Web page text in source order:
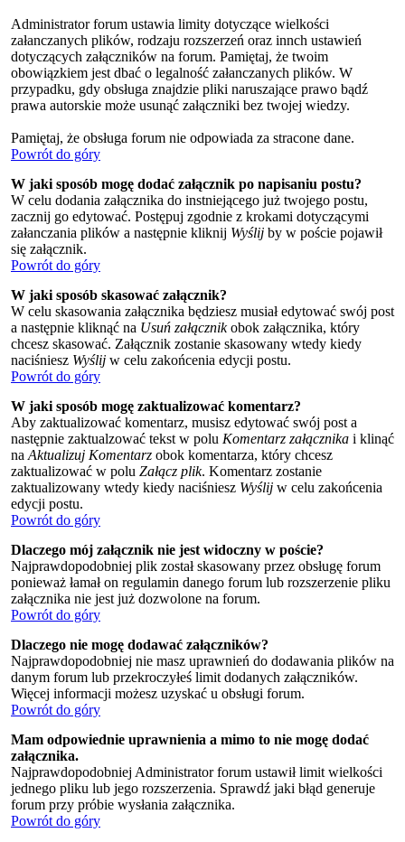
Administrator forum ustawia limity dotyczące wielkości
załanczanych plików, rodzaju rozszerzeń oraz innch ustawień
dotyczących załączników na forum. Pamiętaj, że twoim
obowiązkiem jest dbać o legalność załanczanych plików. W
przypadku, gdy obsługa znajdzie pliki naruszające prawo bądź
prawa autorskie może usunąć załączniki bez twojej wiedzy.
Pamiętaj, że obsługa forum nie odpowiada za stracone dane.
Powrót do góry
W jaki sposób mogę dodać załącznik po napisaniu postu?
W celu dodania załącznika do instniejącego już twojego postu,
zacznij go edytować. Postępuj zgodnie z krokami dotyczącymi
załanczania plików a następnie kliknij Wyślij by w poście pojawił
się załącznik.
Powrót do góry
W jaki sposób skasować załącznik?
W celu skasowania załącznika będziesz musiał edytować swój post
a następnie kliknąć na Usuń załącznikobok załącznika, który
chcesz skasować. Załącznik zostanie skasowany wtedy kiedy
naciśniesz Wyślij w celu zakońcenia edycji postu.
Powrót do góry
W jaki sposób mogę zaktualizować komentarz?
Aby zaktualizować komentarz, musisz edytować swój post a
następnie zaktualzować tekst w polu Komentarz załącznika i klinąć
na Aktualizuj Komentarz obok komentarza, który chcesz
zaktualizować w polu Załącz plik. Komentarz zostanie
zaktualizowany wtedy kiedy naciśniesz Wyślij w celu zakońcenia
edycji postu.
Powrót do góry
Dlaczego mój załącznik nie jest widoczny w poście?
Najprawdopodobniej plik został skasowany przez obsługę forum
ponieważ łamał on regulamin danego forum lub rozszerzenie pliku
załącznika nie jest już dozwolone na forum.
Powrót do góry
Dlaczego nie mogę dodawać załączników?
Najprawdopodobniej nie masz uprawnień do dodawania plików na
danym forum lub przekroczyłeś limit dodanych załączników.
Więcej informacji możesz uzyskać u obsługi forum.
Powrót do góry
Mam odpowiednie uprawnienia a mimo to nie mogę dodać
załącznika.
Najprawdopodobniej Administrator forum ustawił limit wielkości
jednego pliku lub jego rozszerzenia. Sprawdź jaki błąd generuje
forum przy próbie wysłania załącznika.
Powrót do góry